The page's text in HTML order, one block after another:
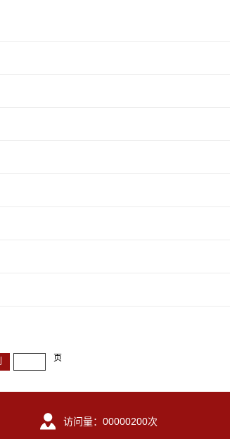
页
访问量： 00000200次